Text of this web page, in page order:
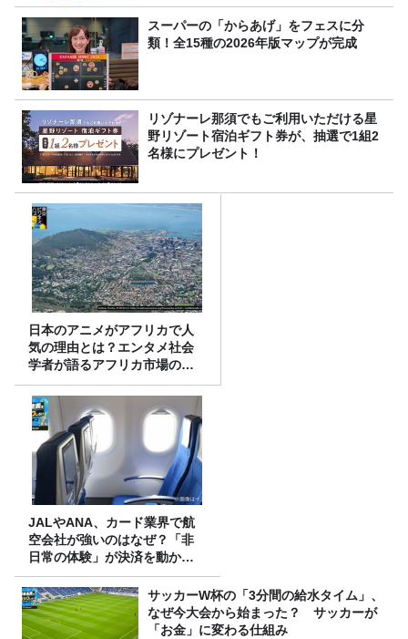
スーパーの「からあげ」をフェスに分
類！全15種の2026年版マップが完成
リゾナーレ那須でもご利用いただける星
野リゾート宿泊ギフト券が、抽選で1組2
名様にプレゼント！
日本のアニメがアフリカで人
気の理由とは？エンタメ社会
学者が語るアフリカ市場のリ
アル
JALやANA、カード業界で航
空会社が強いのはなぜ？「非
日常の体験」が決済を動かす
理由
サッカーW杯の「3分間の給水タイム」、
なぜ今大会から始まった？ サッカーが
「お金」に変わる仕組み